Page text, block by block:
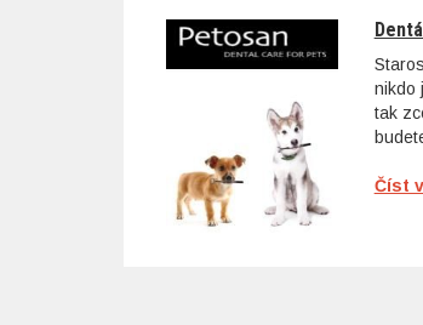
nikdo
tak
Číst